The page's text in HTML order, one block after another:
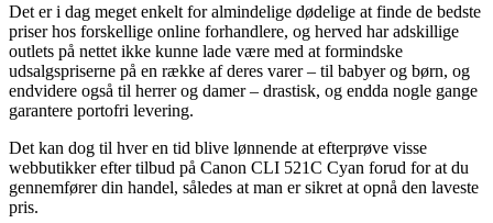
Det er i dag meget enkelt for almindelige dødelige at finde de bedste
priser hos forskellige online forhandlere, og herved har adskillige
outlets på nettet ikke kunne lade være med at formindske
udsalgspriserne på en række af deres varer – til babyer og børn, og
endvidere også til herrer og damer – drastisk, og endda nogle gange
garantere portofri levering.
Det kan dog til hver en tid blive lønnende at efterprøve visse
webbutikker efter tilbud på Canon CLI 521C Cyan forud for at du
gennemfører din handel, således at man er sikret at opnå den laveste
pris.